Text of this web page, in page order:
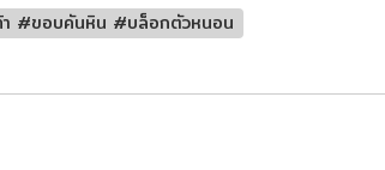
#ขอบคันหิน #บล็อกตัวหนอน